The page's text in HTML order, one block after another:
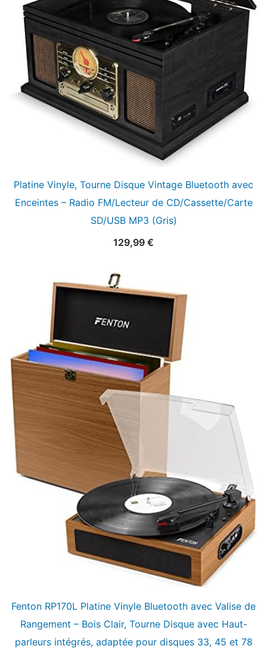
Platine Vinyle, Tourne Disque Vintage Bluetooth avec
Enceintes – Radio FM/Lecteur de CD/Cassette/Carte
SD/USB MP3 (Gris)
129,99 €
Fenton RP170L Platine Vinyle Bluetooth avec Valise de
Rangement – Bois Clair, Tourne Disque avec Haut-
parleurs intégrés, adaptée pour disques 33, 45 et 78